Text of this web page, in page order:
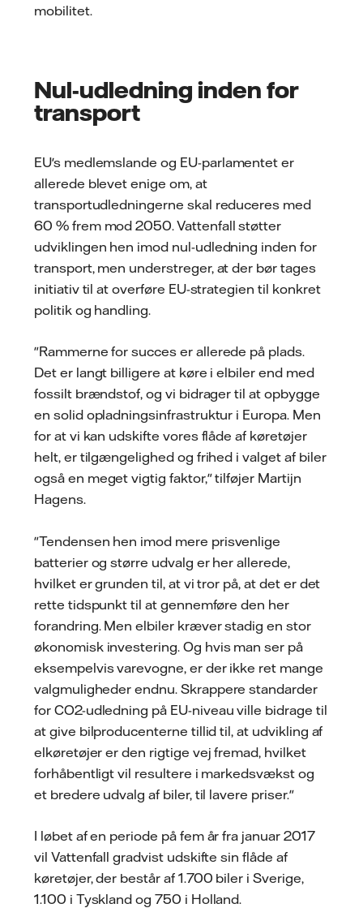
mobilitet.
Nul-udledning inden for
transport
EU's medlemslande og EU-parlamentet er
allerede blevet enige om, at
transportudledningerne skal reduceres med
60 % frem mod 2050. Vattenfall støtter
udviklingen hen imod nul-udledning inden for
transport, men understreger, at der bør tages
initiativ til at overføre EU-strategien til konkret
politik og handling.
"Rammerne for succes er allerede på plads.
Det er langt billigere at køre i elbiler end med
fossilt brændstof, og vi bidrager til at opbygge
en solid opladningsinfrastruktur i Europa. Men
for at vi kan udskifte vores flåde af køretøjer
helt, er tilgængelighed og frihed i valget af biler
også en meget vigtig faktor," tilføjer Martijn
Hagens.
"Tendensen hen imod mere prisvenlige
batterier og større udvalg er her allerede,
hvilket er grunden til, at vi tror på, at det er det
rette tidspunkt til at gennemføre den her
forandring. Men elbiler kræver stadig en stor
økonomisk investering. Og hvis man ser på
eksempelvis varevogne, er der ikke ret mange
valgmuligheder endnu. Skrappere standarder
for CO2-udledning på EU-niveau ville bidrage til
at give bilproducenterne tillid til, at udvikling af
elkøretøjer er den rigtige vej fremad, hvilket
forhåbentligt vil resultere i markedsvækst og
et bredere udvalg af biler, til lavere priser."
I løbet af en periode på fem år fra januar 2017
vil Vattenfall gradvist udskifte sin flåde af
køretøjer, der består af 1.700 biler i Sverige,
1.100 i Tyskland og 750 i Holland.